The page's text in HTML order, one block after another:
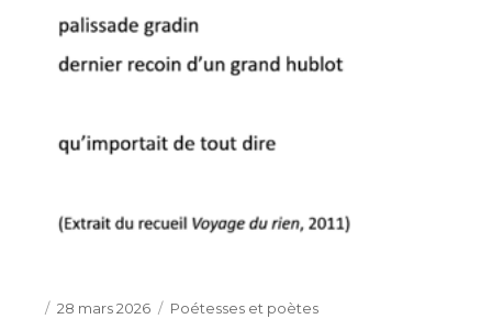
Publié
28 mars 2026 Catégories
Poétesses et poètes